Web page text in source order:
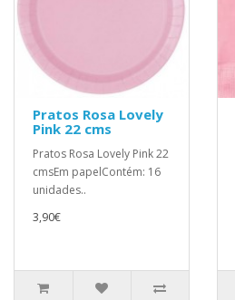
Pratos Rosa Lovely
Pink 22 cms
Pratos Rosa Lovely Pink 22
cmsEm papelContém: 16
unidades..
3,90€